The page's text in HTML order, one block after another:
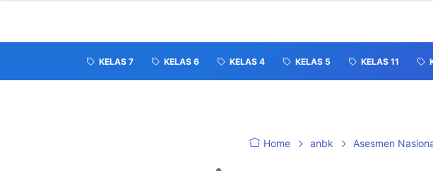
KELAS 7 KELAS 6 KELAS 4 KELAS 5 KELAS 11
Home anbk Asesmen